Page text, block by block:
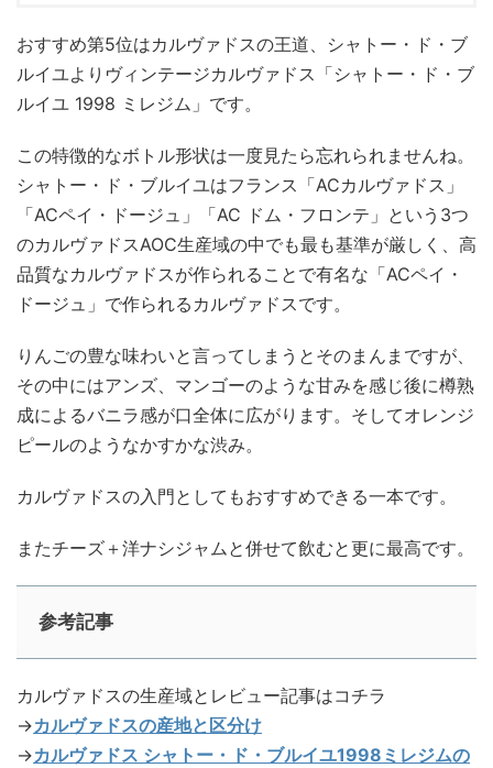
おすすめ第5位はカルヴァドスの王道、シャトー・ド・ブ
ルイユよりヴィンテージカルヴァドス「シャトー・ド・ブ
ルイユ 1998 ミレジム」です。
この特徴的なボトル形状は一度見たら忘れられませんね。
シャトー・ド・ブルイユはフランス「ACカルヴァドス」
「ACペイ・ドージュ」「AC ドム・フロンテ」という3つ
のカルヴァドスAOC生産域の中でも最も基準が厳しく、高
品質なカルヴァドスが作られることで有名な「ACペイ・
ドージュ」で作られるカルヴァドスです。
りんごの豊な味わいと言ってしまうとそのまんまですが、
その中にはアンズ、マンゴーのような甘みを感じ後に樽熟
成によるバニラ感が口全体に広がります。そしてオレンジ
ピールのようなかすかな渋み。
カルヴァドスの入門としてもおすすめできる一本です。
またチーズ＋洋ナシジャムと併せて飲むと更に最高です。
参考記事
カルヴァドスの生産域とレビュー記事はコチラ
→カルヴァドスの産地と区分け
→カルヴァドス シャトー・ド・ブルイユ1998ミレジムの